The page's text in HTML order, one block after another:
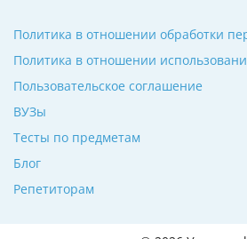
ВУЗы
Тесты по предметам
Блог
Репетиторам
Политика в отношении обработки
Политика в отношении
Пользовательское соглашение